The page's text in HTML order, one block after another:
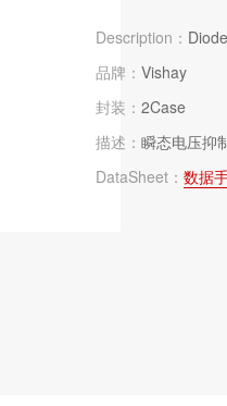
Description：
品牌： Vishay
封装： 2Case
描述： 瞬态电压抑
DataSheet： 数据